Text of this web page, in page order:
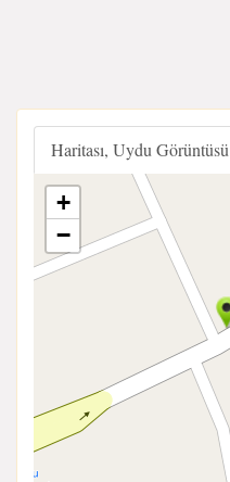
Haritası, Uydu Görüntüsü
+
−